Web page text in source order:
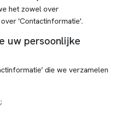
het zowel over
'Contactinformatie'.
uw persoonlijke
die we verzamelen